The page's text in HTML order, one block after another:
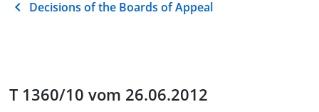
Decisions of the Boards of Appeal
T 1360/10 vom 26.06.2012